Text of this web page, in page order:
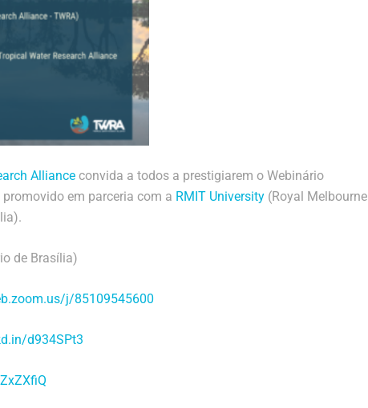
Alliance convida a todos a prestigiarem o Webinário
promovido em parceria com a RMIT University (Royal Melbourne
de Brasília)
j/85109545600
d934SPt3